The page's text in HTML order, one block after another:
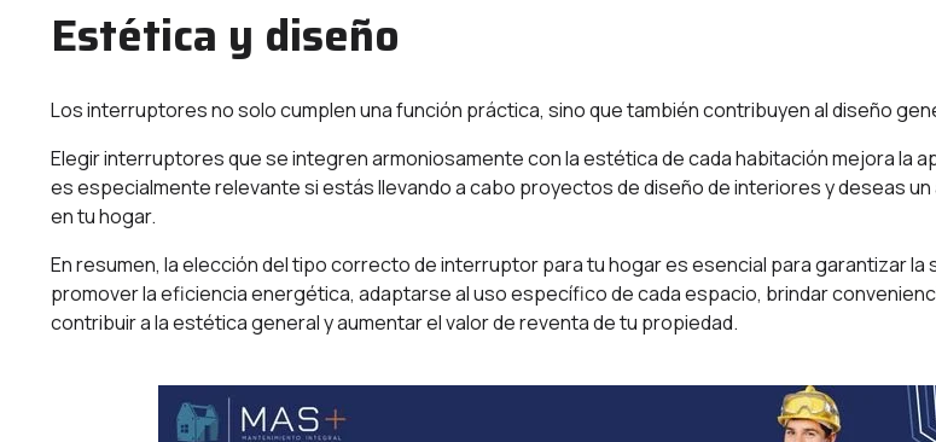
Estética y diseño
Los interruptores no solo cumplen una función práctica, sino que también contribuyen al diseño
Elegir interruptores que se integren armoniosamente con la estética de cada habitación mejora la
es especialmente relevante si estás llevando a cabo proyectos de diseño de interiores y deseas
en tu hogar.
En resumen, la elección del tipo correcto de interruptor para tu hogar es esencial para garantizar la
promover la eficiencia energética, adaptarse al uso específico de cada espacio, brindar
contribuir a la estética general y aumentar el valor de reventa de tu propiedad.